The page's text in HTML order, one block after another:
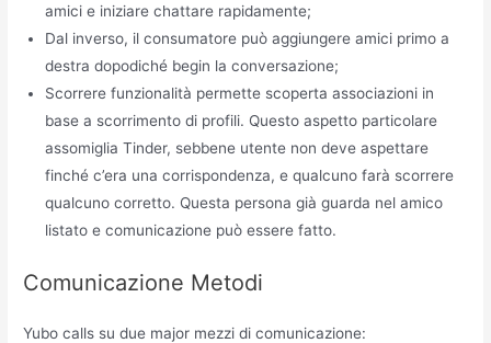
amici e iniziare chattare rapidamente;
Dal inverso, il consumatore può aggiungere amici primo a
destra dopodiché begin la conversazione;
Scorrere funzionalità permette scoperta associazioni in
base a scorrimento di profili. Questo aspetto particolare
assomiglia Tinder, sebbene utente non deve aspettare
finché c’era una corrispondenza, e qualcuno farà scorrere
qualcuno corretto. Questa persona già guarda nel amico
listato e comunicazione può essere fatto.
Comunicazione Metodi
Yubo calls su due major mezzi di comunicazione: